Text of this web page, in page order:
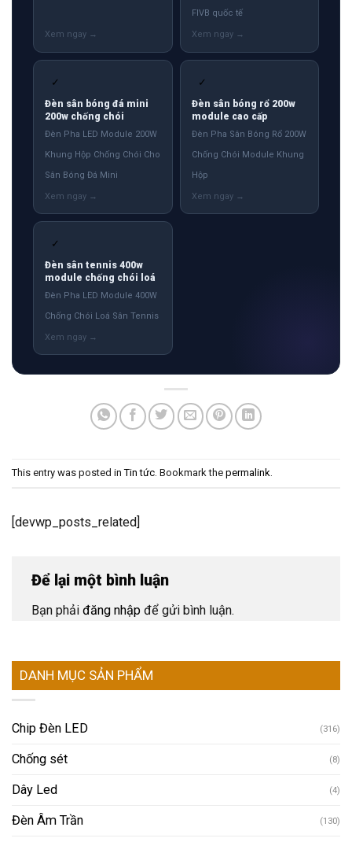
FIVB quốc tế
✓
Đèn sân bóng đá mini
200w chống chói
Đèn Pha LED Module 200W
Khung Hộp Chống Chói Cho
Sân Bóng Đá Mini
✓
Đèn sân bóng rổ 200w
module cao cấp
Đèn Pha Sân Bóng Rổ 200W
Chống Chói Module Khung
Hộp
✓
Đèn sân tennis 400w
module chống chói loá
Đèn Pha LED Module 400W
Chống Chói Loá Sân Tennis
This entry was posted inTin tức . Bookmark the permalink
[devwp_posts_related]
Để lại một bình luận
Bạn phải đăng nhập để gửi bình luận.
DANH MỤC SẢN PHẨM
Chip Đèn LED (316)
Chống sét (8)
Dây Led (4)
Đèn Âm Trần (130)